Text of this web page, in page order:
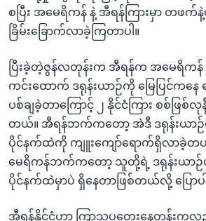
စပြီး အမေရိကန် နဲ့ အီရန်ကြားမှာ တဖ
ခြိမ်းခြောက်လာခဲ့ကြတာပါ။
ပြီးခဲ့တဲ့ဇွန်လတုန်းက အီရန်က အမေရိက
ကင်းထောက် ဒရုန်းယာဉ်ကို မြေပြင်ကနေ
ပစ်ချခဲ့တာကြောင့် ၂ နိုင်ငံကြား စစ်ဖြစ်လု
တယ်။ အီရန်ဘက်ကတော့ အဲဒီ ဒရုန်းယာဉ်
ပိုင်နက်ထဲကို ကျူးကျော်ရောက်ရှိလာခဲ့တ
မေရိကန်ဘက်ကတော့ သူတို့ရဲ့ ဒရုန်းယာဉ်
ပိုင်နက်ထဲမှာပဲ ရှိနေတာဖြစ်တယ်လို့ ပြော
အီရန်နိုင်ငံဟာ ကြာသပတေးနေ့တုန်းက